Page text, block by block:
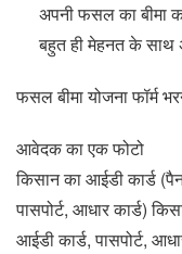
अपनी फसल का बीमा
बहुत ही मेहनत के
फसल बीमा योजना फॉर्म
आवेदक का एक फोटो
किसान का आईडी कार्ड
पासपोर्ट, आधार कार्ड)
आईडी कार्ड, पासपोर्ट,